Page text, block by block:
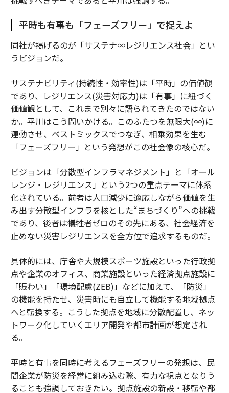
平時も有事も「フェーズフリー」で捉えよ
同社が掲げるのが「サステナ∞レジリエンス社会」とい
うビジョンだ。
サステナビリティ(持続性・効率性)は「平時」の価値観
であり、レジリエンス(災害対応力)は「有事」に紐づく
価値観として、これまで別々に語られてきたのではない
か。平川はこう問いかける。このふたつを無限大(∞)に
連動させ、ベストミックスでつなぎ、相乗効果を生む
「フェーズフリー」という発想がこの社会像の核心だ。
ビジョンは「分散型インフラマネジメント」と「オール
レンジ・レジリエンス」という2つの重点テーマに体系
化されている。前者は人口減少に適応しながら価値を生
み出す分散型インフラを核とした“まちづくり”への挑戦
であり、後者は犠牲者ゼロのその先にある、社会経済を
止めない災害レジリエンスを全方位で追求するものだ。
具体的には、庁舎や大規模スポーツ施設といった行政拠
点や企業のオフィス、商業施設といった経済拠点施設に
「賑わい」「環境配慮(ZEB)」などに加えて、「防災」
の機能を持たせ、災害時にも自立して機能する地域拠点
へと転換する。こうした拠点を地域に分散配置し、ネッ
トワーク化していくエリア開発や都市計画が想定され
る。
平時と有事を同時に考えるフェーズフリーの発想は、民
間企業が防災を経営に組み込む際、有力な視点となりう
ることも強調しておきたい。拠点施設の新設・移転や都